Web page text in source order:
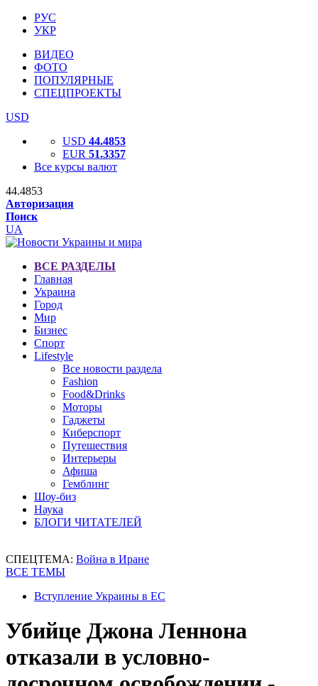
РУС
УКР
ВИДЕО
ФОТО
ПОПУЛЯРНЫЕ
СПЕЦПРОЕКТЫ
USD
USD 44.4853
EUR 51.3357
Все курсы валют
44.4853
Авторизация
Поиск
UA
ВСЕ РАЗДЕЛЫ
Главная
Украина
Город
Мир
Бизнес
Спорт
Lifestyle
Все новости раздела
Fashion
Food&Drinks
Моторы
Гаджеты
Киберспорт
Путешествия
Интерьеры
Афиша
Гемблинг
Шоу-биз
Наука
БЛОГИ ЧИТАТЕЛЕЙ
СПЕЦТЕМА: Война в Иране
ВСЕ ТЕМЫ
Вступление Украины в ЕС
Убийце Джона Леннона
отказали в условно-